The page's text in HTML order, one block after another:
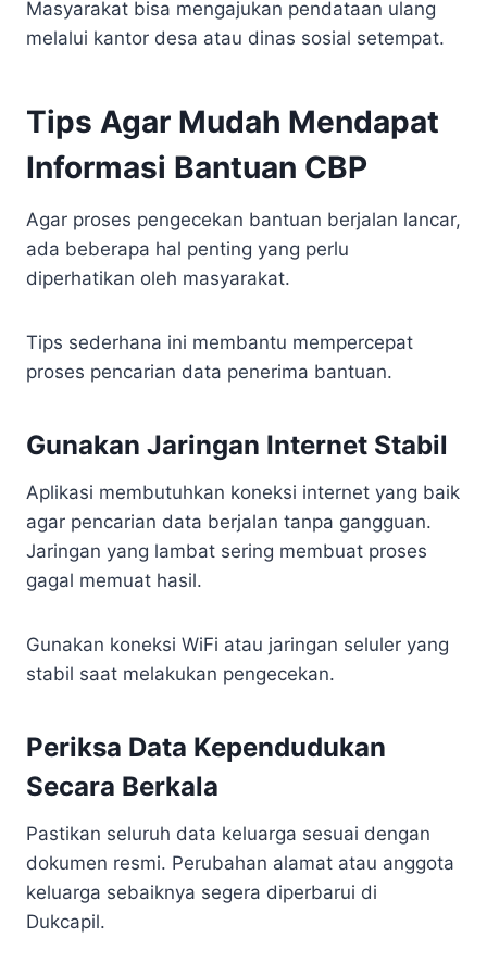
Masyarakat bisa mengajukan pendataan ulang
melalui kantor desa atau dinas sosial setempat.
Tips Agar Mudah Mendapat
Informasi Bantuan CBP
Agar proses pengecekan bantuan berjalan lancar,
ada beberapa hal penting yang perlu
diperhatikan oleh masyarakat.
Tips sederhana ini membantu mempercepat
proses pencarian data penerima bantuan.
Gunakan Jaringan Internet Stabil
Aplikasi membutuhkan koneksi internet yang baik
agar pencarian data berjalan tanpa gangguan.
Jaringan yang lambat sering membuat proses
gagal memuat hasil.
Gunakan koneksi WiFi atau jaringan seluler yang
stabil saat melakukan pengecekan.
Periksa Data Kependudukan
Secara Berkala
Pastikan seluruh data keluarga sesuai dengan
dokumen resmi. Perubahan alamat atau anggota
keluarga sebaiknya segera diperbarui di
Dukcapil.